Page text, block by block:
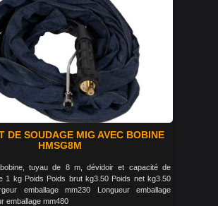
DE SOUDAGE MIG AVEC BOBINE
HMSG8M
tuyau de 8 m, dévidoir et capacité de
1 kg Poids Poids brut kg3.50 Poids net kg3.50
emballage mm230 Longueur emballage
emballage mm480